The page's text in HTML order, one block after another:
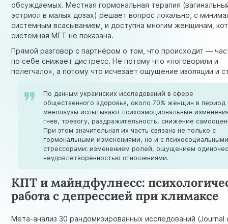
обсуждаемых. Местная гормональная терапия
эстриол в малых дозах) решает вопрос локально, с
системным всасыванием, и доступна многим женщинам,
системная МГТ не показана.
Прямой разговор с партнёром о том, что происходит —
по себе снижает дистресс. Не потому что «поговорили и
полегчало», а потому что исчезает ощущение изоляции и
По данным украинских исследований в сфере
общественного здоровья, около 70% женщин в период
менопаузы испытывают психоэмоциональные
гнев, тревогу, раздражительность, снижение
При этом значительная их часть связана не только с
гормональными изменениями, но и с
стрессорами: изменением ролей, ощущением
неудовлетворённостью отношениями.
КПТ и майндфулнесс:
работа с депрессией при климаксе
Мета-анализ 30 рандомизированных исследований (Journal